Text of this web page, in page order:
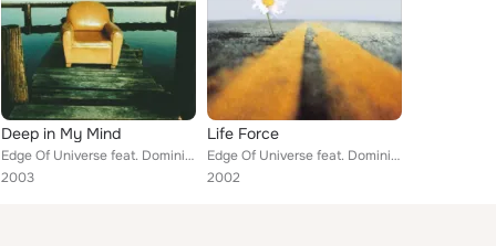
Deep in My Mind
Edge Of Universe feat. Dominick
2003
Life Force
Edge Of Universe feat. Dominick
2002